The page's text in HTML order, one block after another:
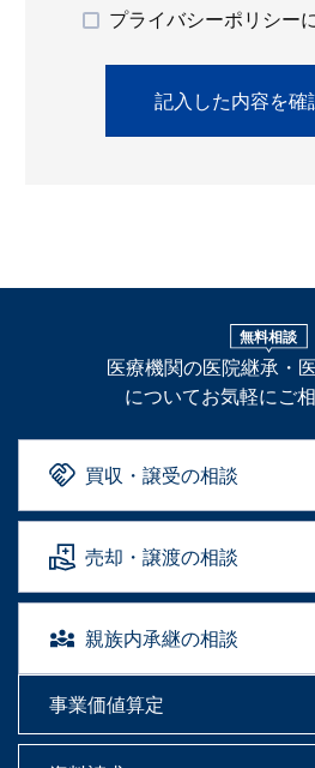
プライバシーポリシー
無料相談
医療機関の医院継承・
についてお気軽にご
買収・譲受の相談
売却・譲渡の相談
親族内承継の相談
事業価値算定